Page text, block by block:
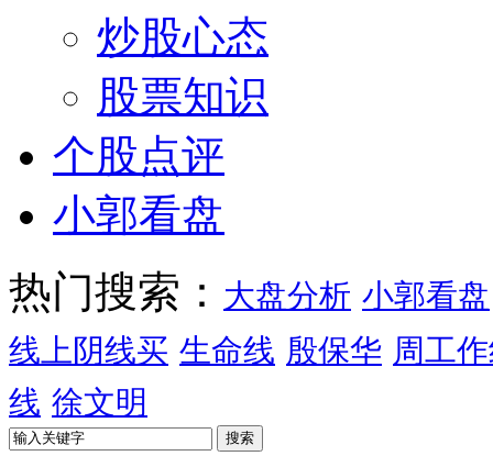
炒股心态
股票知识
个股点评
小郭看盘
热门搜索： 大盘分析 小郭看盘
线上阴线买 生命线 殷保华 周工
线 徐文明